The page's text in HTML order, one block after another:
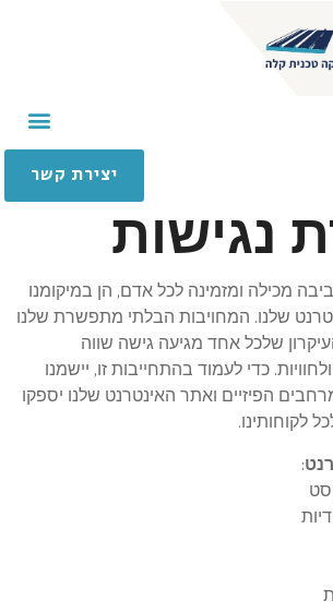
יצירת קשר
נגישות
מכילה ומזמינה לכל אדם, הן במיקומנו
שלנו. המחויבות הבלתי מתפשרת שלנו
שלכל אחד מגיעה גישה שווה
כדי לעמוד בהתחייבות זו, יישמנו
הפיזיים ואתר האינטרנט שלנו יספקו
לקוחותינו.
: